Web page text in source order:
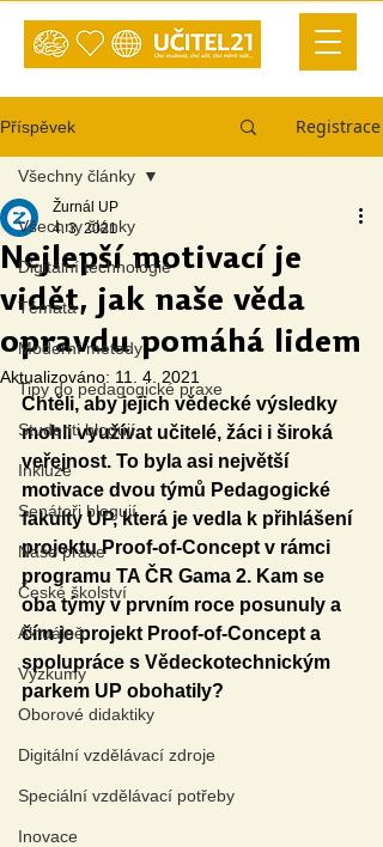
Příspěvek Registrace
Všechny články
Digitální technologie
Témata
Moderní metody
Tipy do pedagogické praxe
Studenti blogují
Inkluze
Senátoři blogují
Naše praxe
České školství
Aktuálně
Výzkumy
Oborové didaktiky
Digitální vzdělávací zdroje
Speciální vzdělávací potřeby
Inovace
Všechny články
Nejlepší motivací je
vidět, jak naše věda
opravdu pomáhá lidem
Žurnál UP
4. 3. 2021
Aktualizováno: 11. 4. 2021
Chtěli, aby jejich vědecké výsledky
mohli využívat učitelé, žáci i široká
veřejnost. To byla asi největší
motivace dvou týmů Pedagogické
fakulty UP, která je vedla k přihlášení
projektu Proof-of-Concept v rámci
programu TA ČR Gama 2. Kam se
oba týmy v prvním roce posunuly a
čím je projekt Proof-of-Concept a
spolupráce s Vědeckotechnickým
parkem UP obohatily?